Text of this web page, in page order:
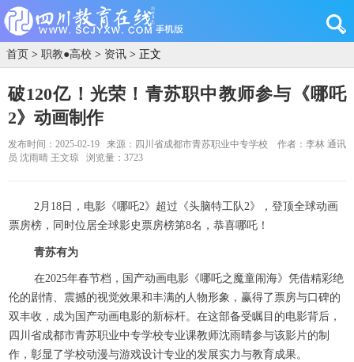
首页 > 职教●高校 > 资讯 > 正文
破120亿！光荣！青苏职中教师参与《哪吒
2》动画制作
发布时间：2025-02-19 来源：四川省成都市青苏职业中专学校
作者：李林 通讯
员 沈雨晴 王文琼
浏览量：3723
2月18日，电影《哪吒2》超过《头脑特工队2》，登顶全球动画
票房榜，同时位居全球影史票房榜第8名，恭喜哪吒！
青苏有为
在2025年春节档，国产动画电影《哪吒之魔童闹海》凭借精彩绝
伦的剧情、震撼的视觉效果和丰满的人物形象，赢得了票房与口碑的
双丰收，成为国产动画电影的新标杆。在这部备受瞩目的电影背后，
四川省成都市青苏职业中专学校专业课教师沈雨晴参与该影片的制
作，彰显了学校动漫与游戏设计专业的发展实力与教育成果。